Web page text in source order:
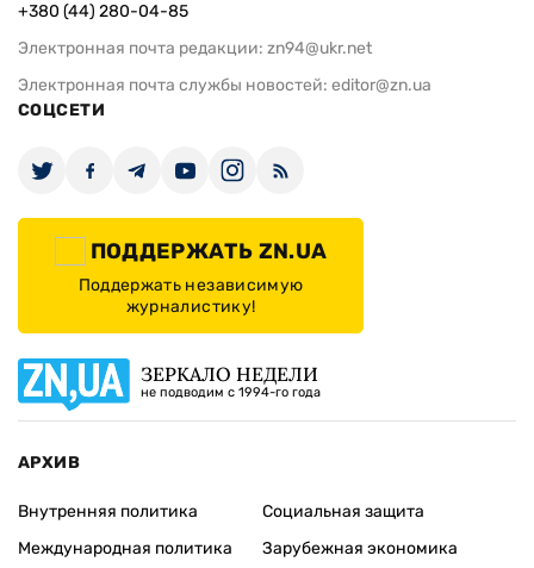
+380 (44) 280-04-85
Электронная почта редакции: zn94@ukr.net
Электронная почта службы новостей: editor@zn.ua
СОЦСЕТИ
ПОДДЕРЖАТЬ ZN.UA
Поддержать независимую
журналистику!
ЗЕРКАЛО НЕДЕЛИ
не подводим с 1994-го года
АРХИВ
Внутренняя политика
Международная политика
Социальная защита
Зарубежная экономика